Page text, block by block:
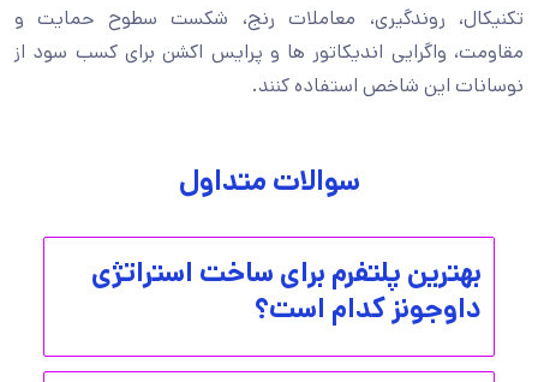
تکنیکال، روندگیری، معاملات رنج، شکست سطوح حمایت و
مقاومت، واگرایی اندیکاتور ها و پرایس اکشن برای کسب سود از
نوسانات این شاخص استفاده کنند.
سوالات متداول
بهترین پلتفرم برای ساخت استراتژی
داوجونز کدام است؟